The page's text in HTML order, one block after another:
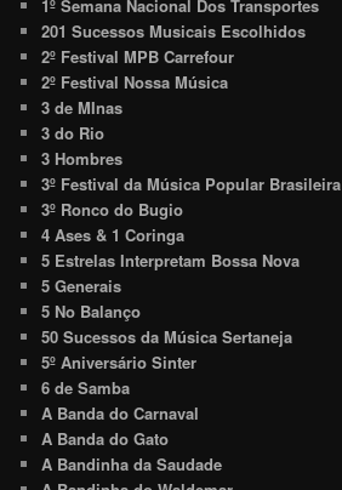
1º Semana Nacional Dos Transportes
201 Sucessos Musicais Escolhidos
2º Festival MPB Carrefour
2º Festival Nossa Música
3 de MInas
3 do Rio
3 Hombres
3º Festival da Música Popular Brasileira
3º Ronco do Bugio
4 Ases & 1 Coringa
5 Estrelas Interpretam Bossa Nova
5 Generais
5 No Balanço
50 Sucessos da Música Sertaneja
5º Aniversário Sinter
6 de Samba
A Banda do Carnaval
A Banda do Gato
A Bandinha da Saudade